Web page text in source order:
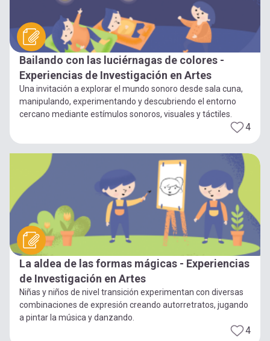
Bailando con las luciérnagas de colores -
Experiencias de Investigación en Artes
Una invitación a explorar el mundo sonoro desde sala cuna,
manipulando, experimentando y descubriendo el entorno
cercano mediante estímulos sonoros, visuales y táctiles.
4
La aldea de las formas mágicas - Experiencias
de Investigación en Artes
Niñas y niños de nivel transición experimentan con diversas
combinaciones de expresión creando autorretratos, jugando
a pintar la música y danzando.
4